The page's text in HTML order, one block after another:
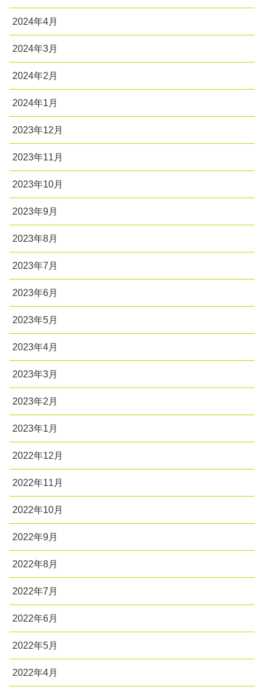
2024年4月
2024年3月
2024年2月
2024年1月
2023年12月
2023年11月
2023年10月
2023年9月
2023年8月
2023年7月
2023年6月
2023年5月
2023年4月
2023年3月
2023年2月
2023年1月
2022年12月
2022年11月
2022年10月
2022年9月
2022年8月
2022年7月
2022年6月
2022年5月
2022年4月